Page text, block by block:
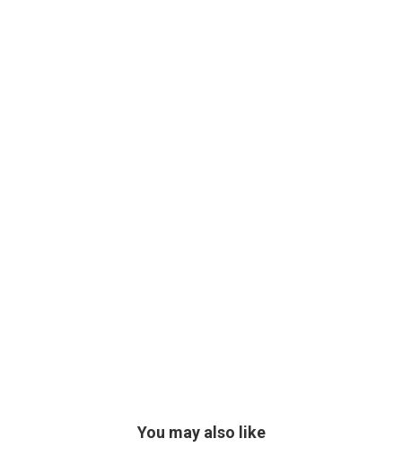
You may also like